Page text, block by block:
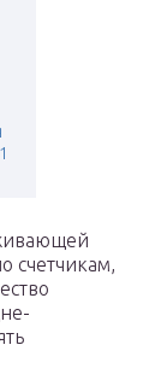
счетчикам,